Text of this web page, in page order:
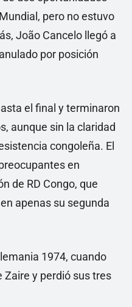
pero no estuvo
João Cancelo llegó a
por posición
el final y terminaron
aunque sin la claridad
congoleña. El
en
de RD Congo, que
en apenas su segunda
1974, cuando
y perdió sus tres